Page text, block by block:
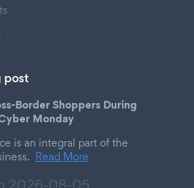
post
Border Shoppers During
Monday
is an integral part of the
Read More